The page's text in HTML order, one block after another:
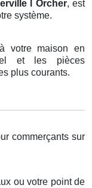
l Orcher, est
système.
votre maison en
et les pièces
plus courants.
commerçants sur
ou votre point de